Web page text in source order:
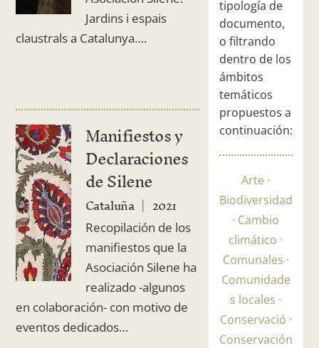
Jardins i espais
claustrals a Catalunya….
Manifiestos y
Declaraciones
de Silene
Cataluña 2021
Recopilación de los
manifiestos que la
Asociación Silene ha
realizado -algunos
en colaboración- con motivo de
eventos dedicados…
tipología de
documento,
o filtrando
dentro de los
ámbitos
temáticos
propuestos a
continuación:
Arte
Biodiversidad
Cambio
climático
Comunales
Comunidade
s locales
Conservació
Conservación